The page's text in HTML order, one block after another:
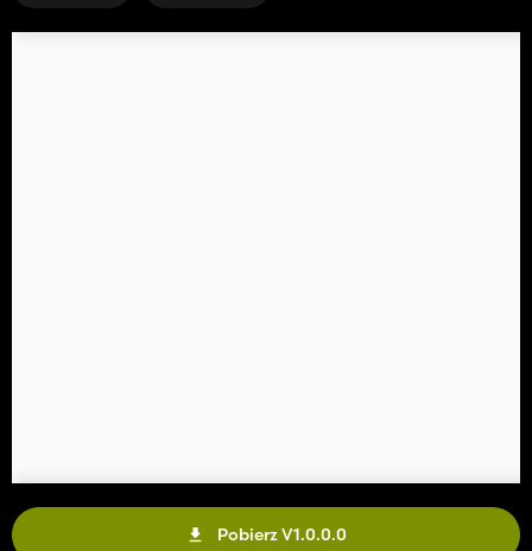
Pobierz V1.0.0.0